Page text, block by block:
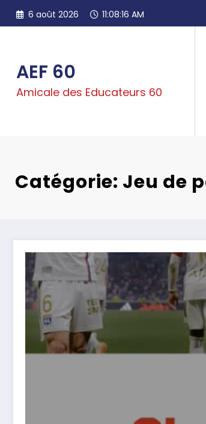
Aller
6 août 2026 11:08:16 AM
AEF 60
Amicale des Educateurs 60
Catégorie: Jeu de
Visio. – Le jeu de position par l’OL